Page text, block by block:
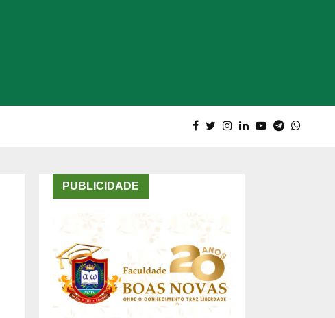
PUBLICIDADE